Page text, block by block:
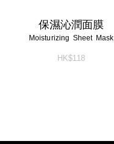
保濕沁潤面膜
Moisturizing Sheet Mask
HK$118